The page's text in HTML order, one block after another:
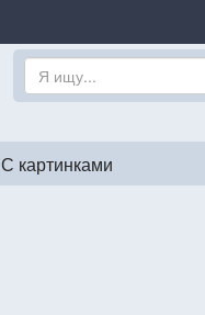
С картинками